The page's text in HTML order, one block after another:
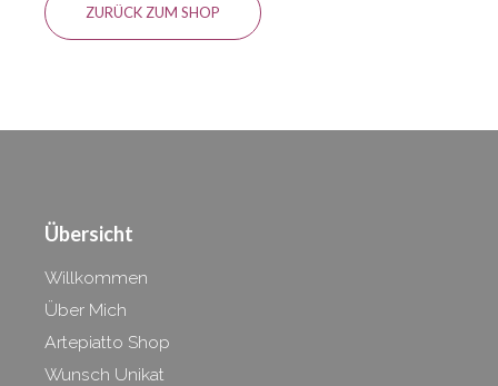
ZURÜCK ZUM SHOP
Übersicht
Willkommen
Über Mich
Artepiatto Shop
Wunsch Unikat